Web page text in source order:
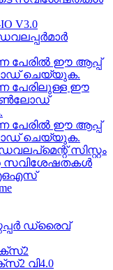
V3.0
പേരിൽ ഈ ആപ്പ്
ചെയ്യുക.
പേരിലുള്ള ഈ
പേരിൽ ഈ ആപ്പ്
ചെയ്യുക.
സിസ്റ്റം
സവിശേഷതകൾ
ഡ്രൈവ്
വി4.0